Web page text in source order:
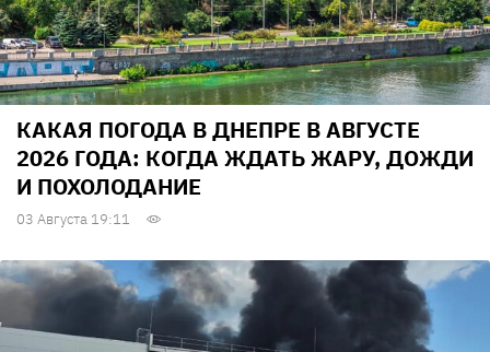
КАКАЯ ПОГОДА В ДНЕПРЕ В АВГУСТЕ
2026 ГОДА: КОГДА ЖДАТЬ ЖАРУ, ДОЖДИ
И ПОХОЛОДАНИЕ
03 Августа 19:11